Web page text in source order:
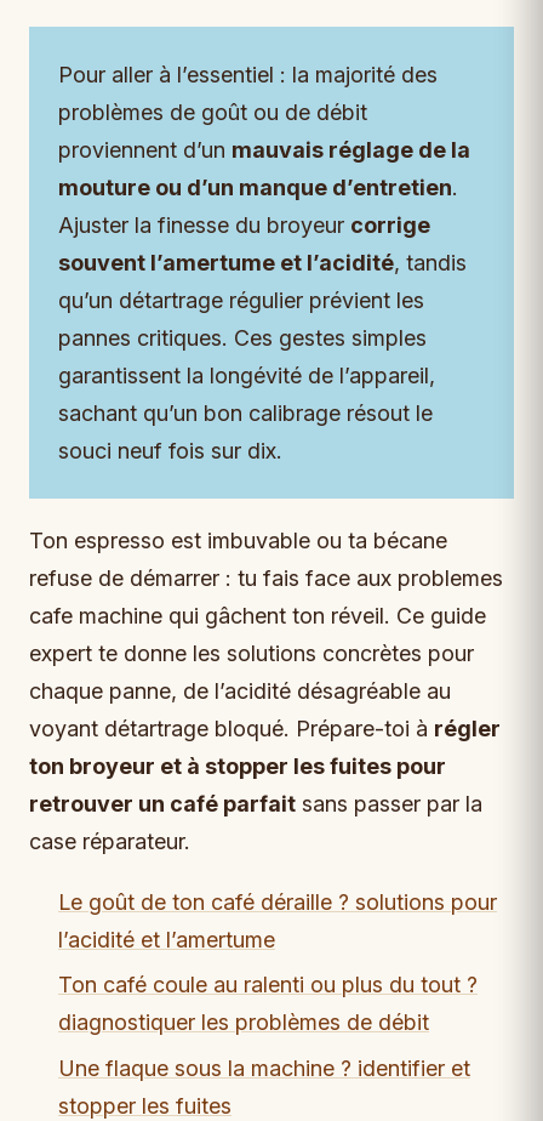
Pour aller à l’essentiel : la majorité des
problèmes de goût ou de débit
proviennent d’un mauvais réglage de la
mouture ou d’un manque d’entretien.
Ajuster la finesse du broyeur corrige
souvent l’amertume et l’acidité, tandis
qu’un détartrage régulier prévient les
pannes critiques. Ces gestes simples
garantissent la longévité de l’appareil,
sachant qu’un bon calibrage résout le
souci neuf fois sur dix.
Ton espresso est imbuvable ou ta bécane
refuse de démarrer : tu fais face aux problemes
cafe machine qui gâchent ton réveil. Ce guide
expert te donne les solutions concrètes pour
chaque panne, de l’acidité désagréable au
voyant détartrage bloqué. Prépare-toi à régler
ton broyeur et à stopper les fuites pour
retrouver un café parfait sans passer par la
case réparateur.
Le goût de ton café déraille ? solutions pour
l’acidité et l’amertume
Ton café coule au ralenti ou plus du tout ?
diagnostiquer les problèmes de débit
Une flaque sous la machine ? identifier et
stopper les fuites